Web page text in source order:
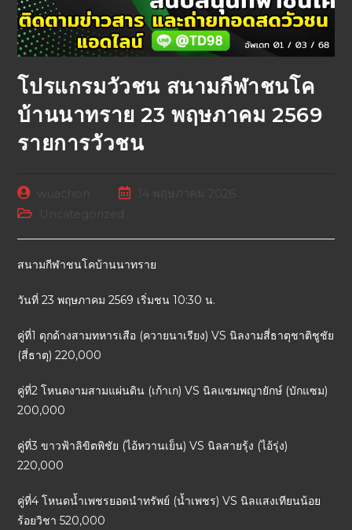
โปรแกรมวัวชน สนามกีฬาชนโค
บ้านนาทราย 23 พฤษภาคม 2569
รายการวัวชน
14 พฤษภาคม 2026
Uncategorized
สนามกีฬาชนโคบ้านนาทราย
วันที่ 23 พฤษภาคม 2569 เริ่มชน 10:30 น.
คู่ที่1 ดุกด้างสามทหารเสือ (ควายนาเรียง) VS นิลงามสี่ธาตุชาติชูชัย
(สี่ธาตุ) 220,000
คู่ที่2 โหนดงามสามแผ่นดิน (เก้าเก) VS นิลแซมพญายักษ์ (บักแซม)
200,000
คู่ที่3 ขาวฟ้าลิขิตพิชัย (ไอ้หวานเย็น) VS นิลสายรุ้ง (ไอ้รุ่ง)
220,000
คู่ที่4 โหนดน้ำเพชรยอดนำทรัพย์ (น้ำเพชร) VS นิลแสงเทียนน้อย
ร้อยวิชา 520,000